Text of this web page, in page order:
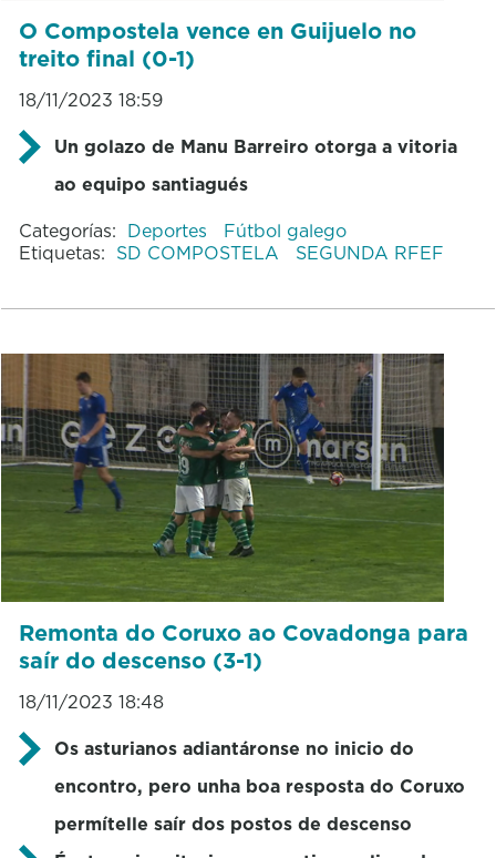
O Compostela vence en Guijuelo no
treito final (0-1)
18/11/2023 18:59
Un golazo de Manu Barreiro otorga a vitoria
ao equipo santiagués
Categorías: Deportes
Fútbol galego
Etiquetas: SD COMPOSTELA SEGUNDA RFEF
Remonta do Coruxo ao Covadonga para
saír do descenso (3-1)
18/11/2023 18:48
Os asturianos adiantáronse no inicio do
encontro, pero unha boa resposta do Coruxo
permítelle saír dos postos de descenso